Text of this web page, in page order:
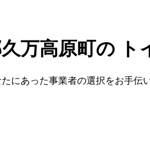
万高原町の ト
にあった事業者の選択をお手伝